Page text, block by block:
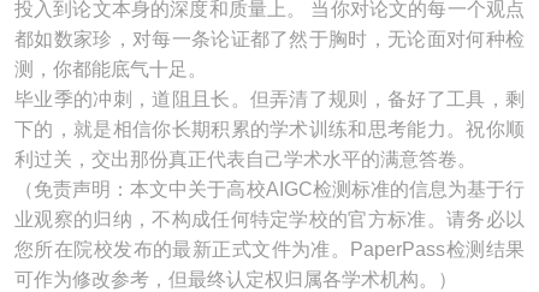
投入到论文本身的深度和质量上。 当你对论文的每一个观点
都如数家珍，对每一条论证都了然于胸时，无论面对何种检
测，你都能底气十足。
毕业季的冲刺，道阻且长。但弄清了规则，备好了工具，剩
下的，就是相信你长期积累的学术训练和思考能力。祝你顺
利过关，交出那份真正代表自己学术水平的满意答卷。
（免责声明：本文中关于高校AIGC检测标准的信息为基于行
业观察的归纳，不构成任何特定学校的官方标准。请务必以
您所在院校发布的最新正式文件为准。PaperPass检测结果
可作为修改参考，但最终认定权归属各学术机构。）